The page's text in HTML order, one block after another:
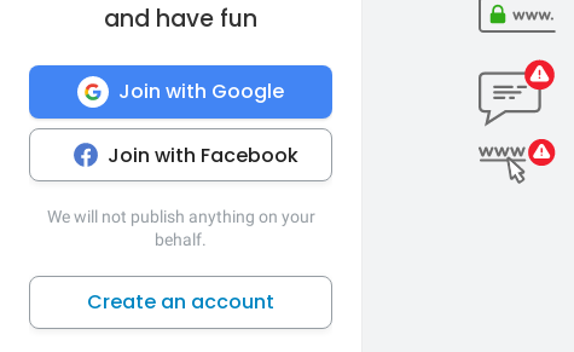
and have fun
Join with Google
Join with Facebook
We will not publish anything on your
behalf.
Create an account